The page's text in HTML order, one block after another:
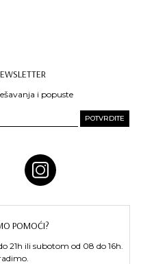
i popuste
POMOĆI?
21h ili subotom od 08 do 16h.